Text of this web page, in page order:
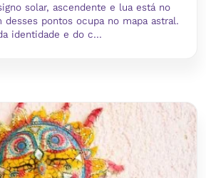
solar, ascendente e lua está no
desses pontos ocupa no mapa astral.
identidade e do c...